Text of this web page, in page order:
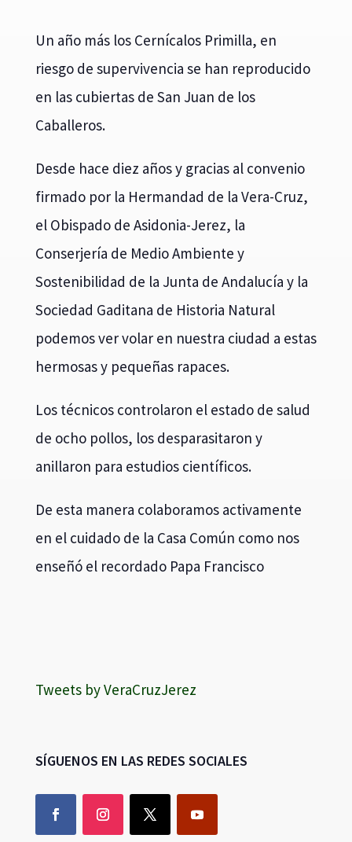
Un año más los Cernícalos Primilla, en
riesgo de supervivencia se han reproducido
en las cubiertas de San Juan de los
Caballeros.
Desde hace diez años y gracias al convenio
firmado por la Hermandad de la Vera-Cruz,
el Obispado de Asidonia-Jerez, la
Conserjería de Medio Ambiente y
Sostenibilidad de la Junta de Andalucía y la
Sociedad Gaditana de Historia Natural
podemos ver volar en nuestra ciudad a estas
hermosas y pequeñas rapaces.
Los técnicos controlaron el estado de salud
de ocho pollos, los desparasitaron y
anillaron para estudios científicos.
De esta manera colaboramos activamente
en el cuidado de la Casa Común como nos
enseñó el recordado Papa Francisco
Tweets by VeraCruzJerez
SÍGUENOS EN LAS REDES SOCIALES